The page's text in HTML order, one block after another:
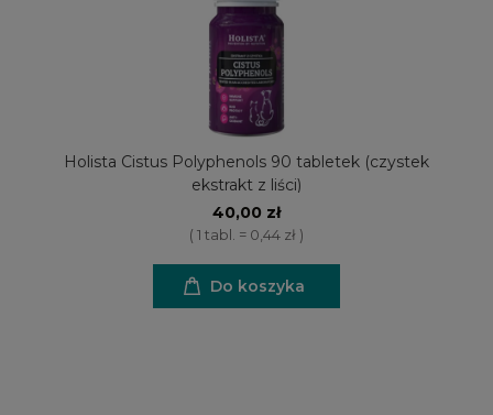
Holista Cistus Polyphenols 90 tabletek (czystek
ekstrakt z liści)
40,00 zł
( 1 tabl. = 0,44 zł )
Do koszyka